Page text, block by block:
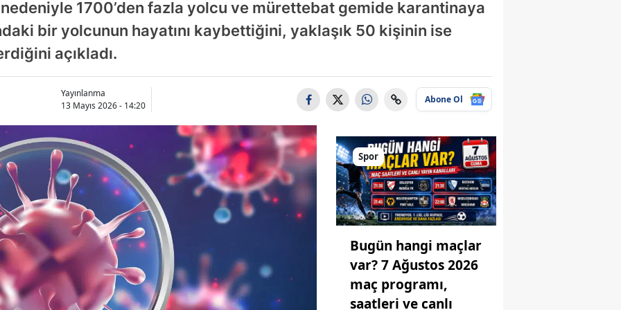
1700’den fazla yolcu ve mürettebat gemide karantinaya
bir yolcunun hayatını kaybettiğini, yaklaşık 50 kişinin ise
açıkladı.
Yayınlanma
13 Mayıs 2026 - 14:20
Abone Ol
Spor
Bugün hangi maçlar
var? 7 Ağustos 2026
maç programı,
saatleri ve canlı